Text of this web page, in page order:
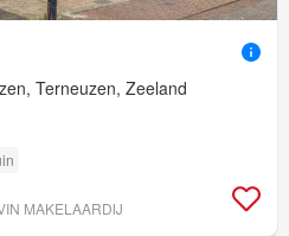
Terneuzen, Zeeland
MAKELAARDIJ